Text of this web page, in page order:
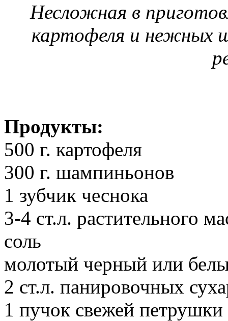
Несложная в
картофеля и нежных
Продукты:
500 г. картофеля
300 г. шампиньонов
1 зубчик чеснока
3-4 ст.л. растительного
соль
молотый черный или
2 ст.л. панировочных
1 пучок свежей петрушки